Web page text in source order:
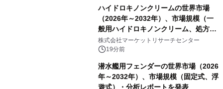
ハイドロキノンクリームの世界市場
（2026年～2032年）、市場規模（一
般用ハイドロキノンクリーム、処方用
ハイドロキノンクリーム）・分析レポ
ートを発表
株式会社マーケットリサーチセンター
19分前
潜水艦用フェンダーの世界市場（2026
年～2032年）、市場規模（固定式、浮
遊式）・分析レポートを発表